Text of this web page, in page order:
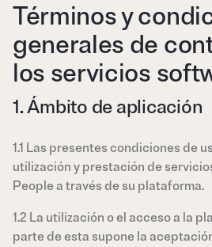
Términos y
generales de
los servicios
1. Ámbito de aplicación
1.1 Las presentes condiciones de
utilización y prestación de
People a través de su plataforma.
1.2 La utilización o el acceso a la
parte de esta supone la